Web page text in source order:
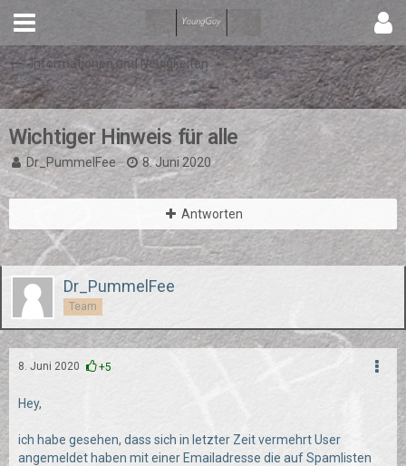
Informationen und Neuigkeiten
Wichtiger Hinweis für alle
Dr_PummelFee 8. Juni 2020
Antworten
Dr_PummelFee
Team
8. Juni 2020 +5
Hey,
ich habe gesehen, dass sich in letzter Zeit vermehrt User
angemeldet haben mit einer Emailadresse die auf Spamlisten